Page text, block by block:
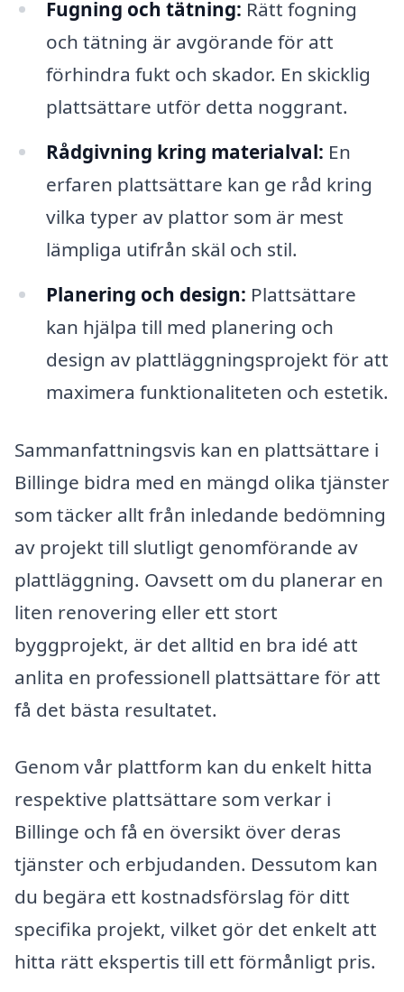
Fugning och tätning: Rätt fogning
och tätning är avgörande för att
förhindra fukt och skador. En skicklig
plattsättare utför detta noggrant.
Rådgivning kring materialval: En
erfaren plattsättare kan ge råd kring
vilka typer av plattor som är mest
lämpliga utifrån skäl och stil.
Planering och design: Plattsättare
kan hjälpa till med planering och
design av plattläggningsprojekt för att
maximera funktionaliteten och estetik.
Sammanfattningsvis kan en plattsättare i
Billinge bidra med en mängd olika tjänster
som täcker allt från inledande bedömning
av projekt till slutligt genomförande av
plattläggning. Oavsett om du planerar en
liten renovering eller ett stort
byggprojekt, är det alltid en bra idé att
anlita en professionell plattsättare för att
få det bästa resultatet.
Genom vår plattform kan du enkelt hitta
respektive plattsättare som verkar i
Billinge och få en översikt över deras
tjänster och erbjudanden. Dessutom kan
du begära ett kostnadsförslag för ditt
specifika projekt, vilket gör det enkelt att
hitta rätt ekspertis till ett förmånligt pris.